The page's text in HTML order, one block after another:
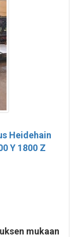
Heidehain
Y 1800 Z
mukaan